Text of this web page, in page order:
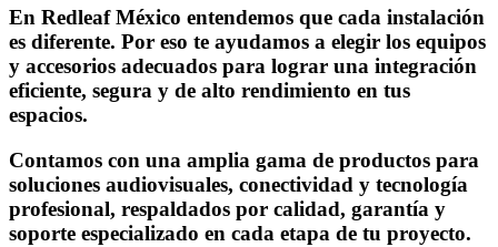
En Redleaf México entendemos que cada instalación
es diferente. Por eso te ayudamos a elegir los equipos
y accesorios adecuados para lograr una integración
eficiente, segura y de alto rendimiento en tus
espacios.
Contamos con una amplia gama de productos para
soluciones audiovisuales, conectividad y tecnología
profesional, respaldados por calidad, garantía y
soporte especializado en cada etapa de tu proyecto.